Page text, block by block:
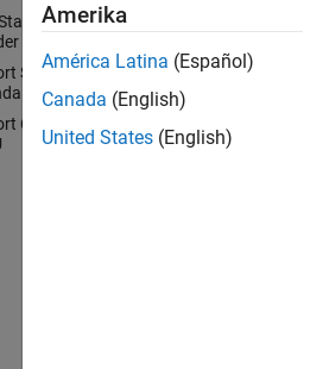
with Simulink FMU
Simulink Model as
FMU
C/C++ Code as Standalone
Amerika
América Latina (Español)
Canada (English)
United States (English)